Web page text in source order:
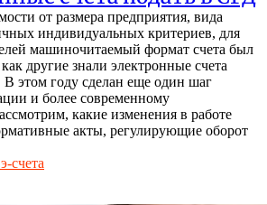
от размера предприятия, вида
индивидуальных критериев, для
машиночитаемый формат счета был
другие знали электронные счета
В этом году сделан еще один шаг
и более современному
какие изменения в работе
акты, регулирующие оборот
счета